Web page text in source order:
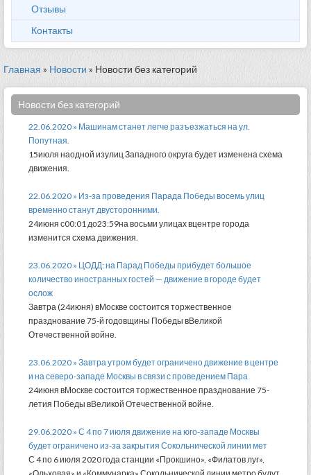
Отзывы
Контакты
Главная » Новости » Новости без категорий
Новости без категорий
22.06.2020 » Машинам станет легче разъезжаться на ул.
Попутная.
15июля наодной изулиц Западного округа будет изменена схема
движения.
22.06.2020 » Из-за проведения Парада Победы восемь улиц
временно станут двусторонними.
24июня с00:01 до23:59на восьми улицах вцентре города
изменится схема движения.
23.06.2020 » ЦОДД: на Парад Победы прибудет большое
количество иностранных гостей — движение в городе будет
ослож
Завтра (24июня) вМоскве состоится торжественное
празднование 75-й годовщины Победы вВеликой
Отечественной войне.
23.06.2020 » Завтра утром будет ограничено движение в центре
и на северо-западе Москвы в связи с проведением Пара
24июня вМоскве состоится торжественное празднование 75-
летия Победы вВеликой Отечественной войне.
29.06.2020 » С 4 по 7 июля движение на юго-западе Москвы
будет ограничено из-за закрытия Сокольнической линии мет
С 4 по 6 июля 2020 года станции «Прокшино», «Филатов луг»,